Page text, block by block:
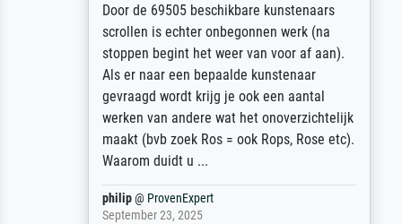
Door de 69505 beschikbare kunstenaars
scrollen is echter onbegonnen werk (na
stoppen begint het weer van voor af aan).
Als er naar een bepaalde kunstenaar
gevraagd wordt krijg je ook een aantal
werken van andere wat het onoverzichtelijk
maakt (bvb zoek Ros = ook Rops, Rose etc).
Waarom duidt u ...
philip@ ProvenExpert
September 23, 2025